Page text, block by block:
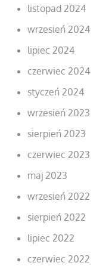
listopad 2024
wrzesień 2024
lipiec 2024
czerwiec 2024
styczeń 2024
wrzesień 2023
sierpień 2023
czerwiec 2023
maj 2023
wrzesień 2022
sierpień 2022
lipiec 2022
czerwiec 2022